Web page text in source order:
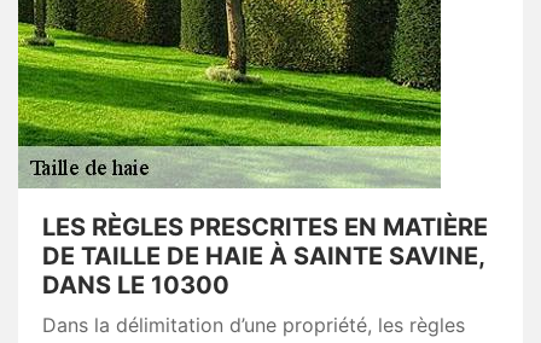
LES RÈGLES PRESCRITES EN MATIÈRE
DE TAILLE DE HAIE À SAINTE SAVINE,
DANS LE 10300
Dans la délimitation d’une propriété, les règles